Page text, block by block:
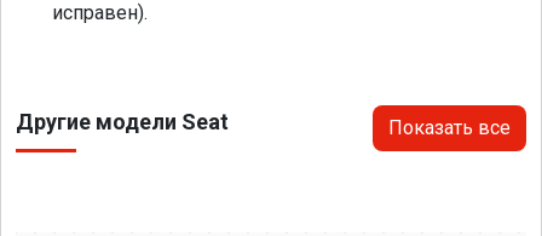
исправен).
Другие модели Seat Показать все